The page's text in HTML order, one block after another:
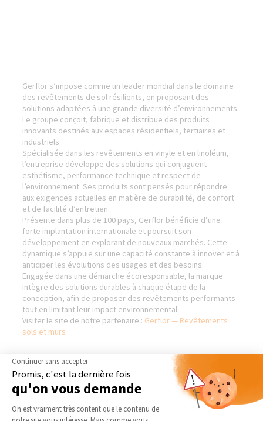
Gerflor s’impose comme un leader mondial dans le domaine
des revêtements de sol résilients, en proposant des
solutions adaptées à une grande diversité d’environnements.
Le groupe conçoit, fabrique et distribue des produits
innovants destinés aux espaces résidentiels, tertiaires et
industriels.
Spécialisée dans les revêtements en vinyle et en linoléum,
l’entreprise développe des solutions qui conjuguent
esthétisme, performance technique et respect de
l’environnement. Ses produits sont pensés pour répondre
aux exigences actuelles en matière de durabilité, de confort
et de facilité d’entretien.
Présente dans plus de 100 pays, Gerflor bénéficie d’une
forte implantation internationale et poursuit son
développement en explorant de nouveaux marchés. Cette
dynamique s’appuie sur une capacité constante à innover et à
anticiper les évolutions des usages et des besoins.
Engagée dans une démarche écoresponsable, la marque
intègre des solutions durables à chaque étape de la
conception, afin de proposer des revêtements performants
tout en limitant leur impact environnemental.
Visiter le site de notre partenaire : Gerflor — Revêtements
sols et murs
LA MAISON DES TRAVAUX
PERPIGNAN - RÉNOVATION &
NOS DOMAINES
D’INTERVENTION
EXTENSION
Continuer sans accepter
Promis, c'est la dernière fois
qu'on vous demande
Plateforme de Gestion du
On est vraiment très content que le contenu de